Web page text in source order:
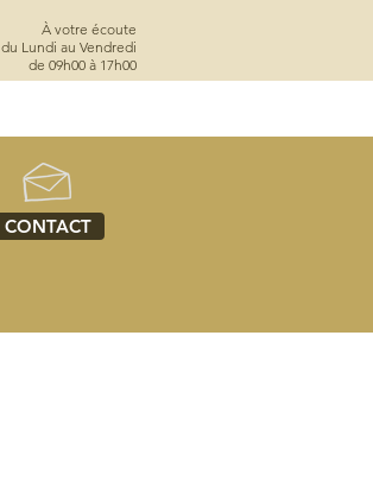
À votre écoute
du Lundi au Vendredi
de 09h00 à 17h00
CONTACT